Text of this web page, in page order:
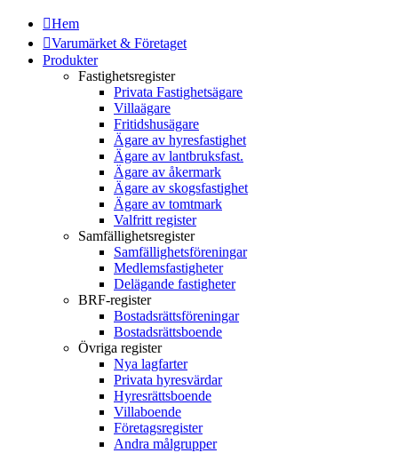
Hem
Varumärket & Företaget
Produkter
Fastighetsregister
Privata Fastighetsägare
Villaägare
Fritidshusägare
Ägare av hyresfastighet
Ägare av lantbruksfast.
Ägare av åkermark
Ägare av skogsfastighet
Ägare av tomtmark
Valfritt register
Samfällighetsregister
Samfällighetsföreningar
Medlemsfastigheter
Delägande fastigheter
BRF-register
Bostadsrättsföreningar
Bostadsrättsboende
Övriga register
Nya lagfarter
Privata hyresvärdar
Hyresrättsboende
Villaboende
Företagsregister
Andra målgrupper